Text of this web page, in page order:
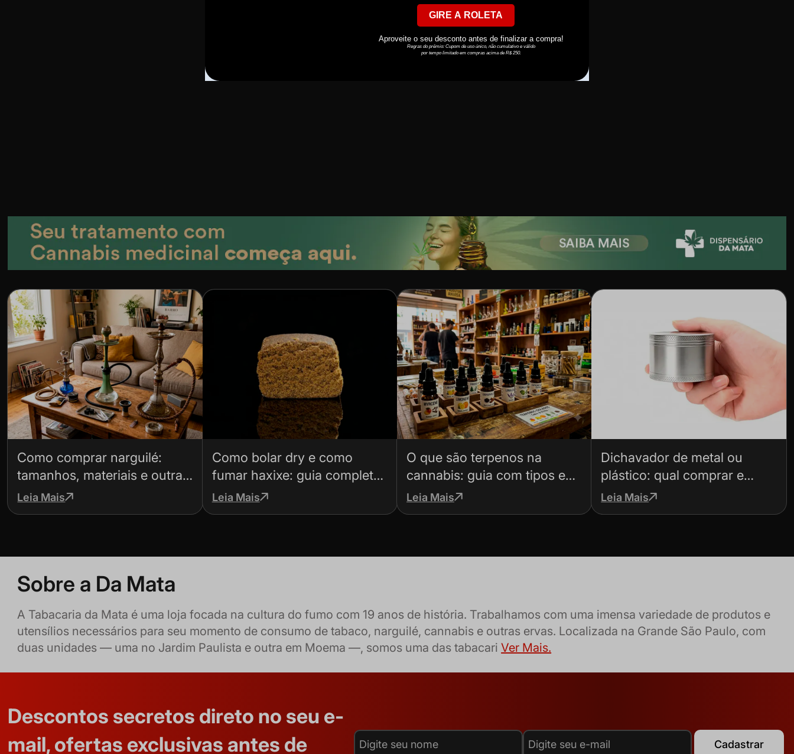
Como comprar narguilé:
tamanhos, materiais e outras
dicas
Leia Mais
Como bolar dry e como
fumar haxixe: guia completo
para não errar
Leia Mais
O que são terpenos na
cannabis: guia com tipos e
efeitos
Leia Mais
Dichavador de metal ou
plástico: qual comprar e
como escolher
Leia Mais
Sobre a Da Mata
A Tabacaria da Mata é uma loja focada na cultura do fumo com 19 anos de história. Trabalhamos com uma imensa variedade de produtos e
utensílios necessários para seu momento de consumo de tabaco, narguilé, cannabis e outras ervas. Localizada na Grande São Paulo, com
duas unidades — uma no Jardim Paulista e outra em Moema —, somos uma das tabacari Ver Mais.
Descontos secretos direto no seu e-
mail, ofertas exclusivas antes de
Cadastrar